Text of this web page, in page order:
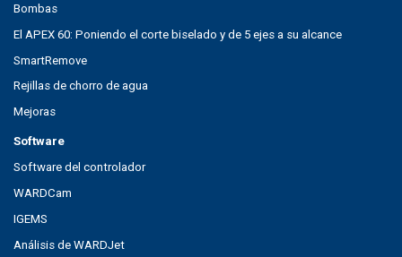
Bombas
El APEX 60: Poniendo el corte biselado y de 5 ejes a su alcance
SmartRemove
Rejillas de chorro de agua
Mejoras
Software
Software del controlador
WARDCam
IGEMS
Análisis de WARDJet